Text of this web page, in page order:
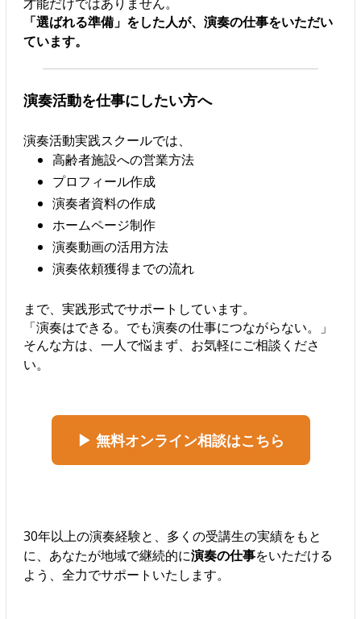
「選ばれる準備」をした人が、演奏の仕事をいただい
ています。
演奏活動を仕事にしたい方へ
演奏活動実践スクールでは、
高齢者施設への営業方法
プロフィール作成
演奏者資料の作成
ホームページ制作
演奏動画の活用方法
演奏依頼獲得までの流れ
まで、実践形式でサポートしています。
「演奏はできる。でも演奏の仕事につながらない。」
そんな方は、一人で悩まず、お気軽にご相談くださ
い。
▶ 無料オンライン相談はこちら
30年以上の演奏経験と、多くの受講生の実績をもと
に、あなたが地域で継続的に演奏の仕事をいただける
よう、全力でサポートいたします。